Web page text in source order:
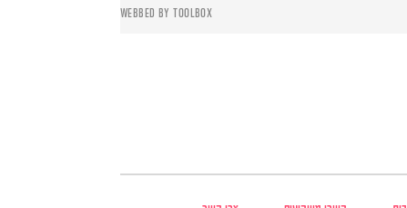
WEBBED BY TOOLBOX